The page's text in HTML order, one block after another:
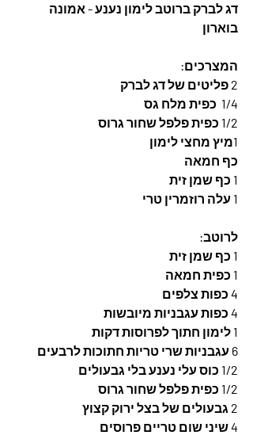
דג לברק ברוטב לימון נענע - אמונה
בוארון
המצרכים:
2 פליטים של דג לברק
1/4  כפית מלח גס
1/2 כפית פלפל שחור גרוס
1מיץ מחצי לימון
כף חמאה
1 כף שמן זית
1 עלה רוזמרין טרי
לרוטב:
1 כף שמן זית
1 כפית חמאה
4 כפות צלפים
4 כפות עגבניות מיובשות
1 לימון חתוך לפרוסות דקות
6 עגבניות שרי טריות חתוכות לרבעים
1/2 כוס עלי נענע בלי גבעולים
1/2 כפית פלפל שחור גרוס
2 גבעולים של בצל ירוק קצוץ
4 שיני שום טריים פרוסים